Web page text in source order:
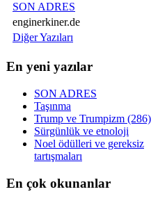
SON ADRES
enginerkiner.de
Diğer Yazıları
En yeni yazılar
SON ADRES
Taşınma
Trump ve Trumpizm (286)
Sürgünlük ve etnoloji
Noel ödülleri ve gereksiz
tartışmaları
En çok okunanlar